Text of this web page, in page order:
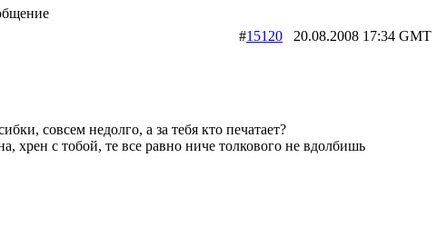
#15120 20.08.2008 17:34 GMT
совсем недолго, а за тебя кто печатает?
хрен с тобой, те все равно ниче толкового не вдолбишь